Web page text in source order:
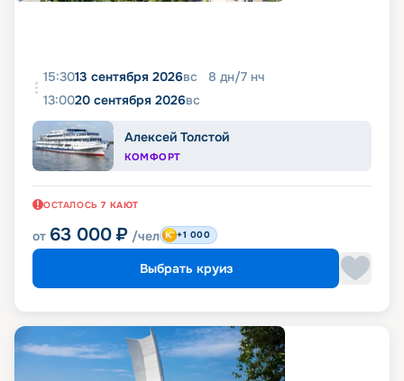
15:3013 сентября 2026вс 8 дн/7 нч
13:0020 сентября 2026вс
Алексей Толстой
КОМФОРТ
ОСТАЛОСЬ 7 КАЮТ
от 63 000 ₽ /чел +1 000
Выбрать круиз